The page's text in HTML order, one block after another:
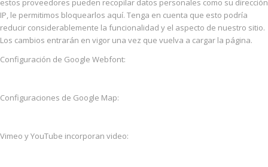
IP, le permitimos bloquearlos aquí. Tenga en cuenta que esto podría
reducir considerablemente la funcionalidad y el aspecto de nuestro sitio.
Los cambios entrarán en vigor una vez que vuelva a cargar la página.
Configuración de Google Webfont:
Configuraciones de Google Map:
Vimeo y YouTube incorporan video: